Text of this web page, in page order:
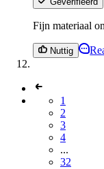
Fijn materiaal
Nuttig
1
2
3
4
...
32